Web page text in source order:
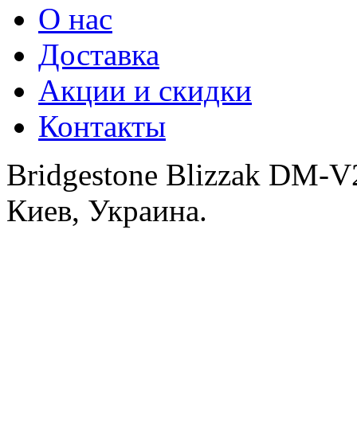
О нас
Доставка
Акции и скидки
Контакты
Bridgestone Blizzak DM-
Киев, Украина.